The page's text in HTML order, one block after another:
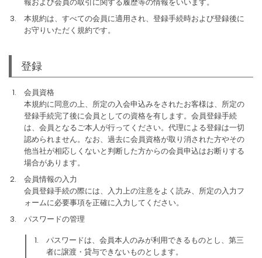
本規約は、すべての会員に適用され、登録手続時および登録後に
お守りいただく規約です。
登録
会員資格
本規約に同意の上、所定の入会申込みをされたお客様は、所定の
登録手続完了後に会員としての資格を有します。会員登録手続
は、会員となるご本人が行ってください。代理による登録は一切
認められません。なお、過去に会員資格が取り消された方やその
他当社が相応しくないと判断した方からの会員申込はお断りする
場合があります。
会員情報の入力
会員登録手続の際には、入力上の注意をよく読み、所定の入力フ
ォームに必要事項を正確に入力してください。
パスワードの管理
パスワードは、会員本人のみが利用できるものとし、第三
者に譲渡・貸与できないものとします。